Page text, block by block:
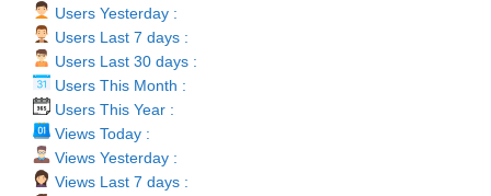
Users Yesterday :
Users Last 7 days :
Users Last 30 days :
Users This Month :
Users This Year :
Views Today :
Views Yesterday :
Views Last 7 days :